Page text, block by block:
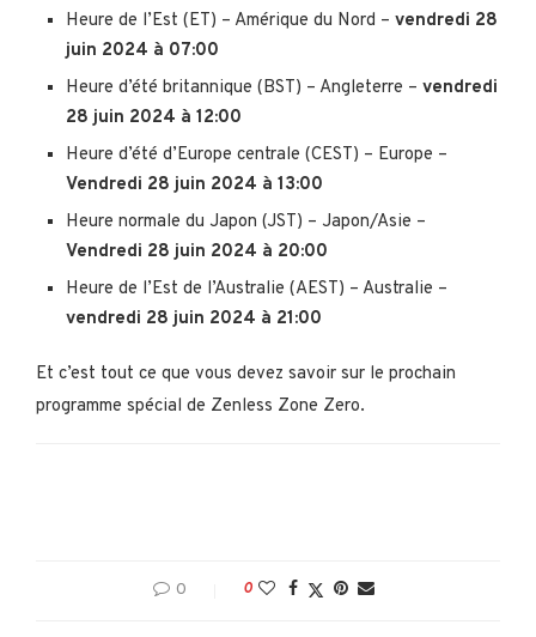
Heure de l’Est (ET) – Amérique du Nord – vendredi 28
juin 2024 à 07:00
Heure d’été britannique (BST) – Angleterre – vendredi
28 juin 2024 à 12:00
Heure d’été d’Europe centrale (CEST) – Europe –
Vendredi 28 juin 2024 à 13:00
Heure normale du Japon (JST) – Japon/Asie –
Vendredi 28 juin 2024 à 20:00
Heure de l’Est de l’Australie (AEST) – Australie –
vendredi 28 juin 2024 à 21:00
Et c’est tout ce que vous devez savoir sur le prochain
programme spécial de Zenless Zone Zero.
0 0